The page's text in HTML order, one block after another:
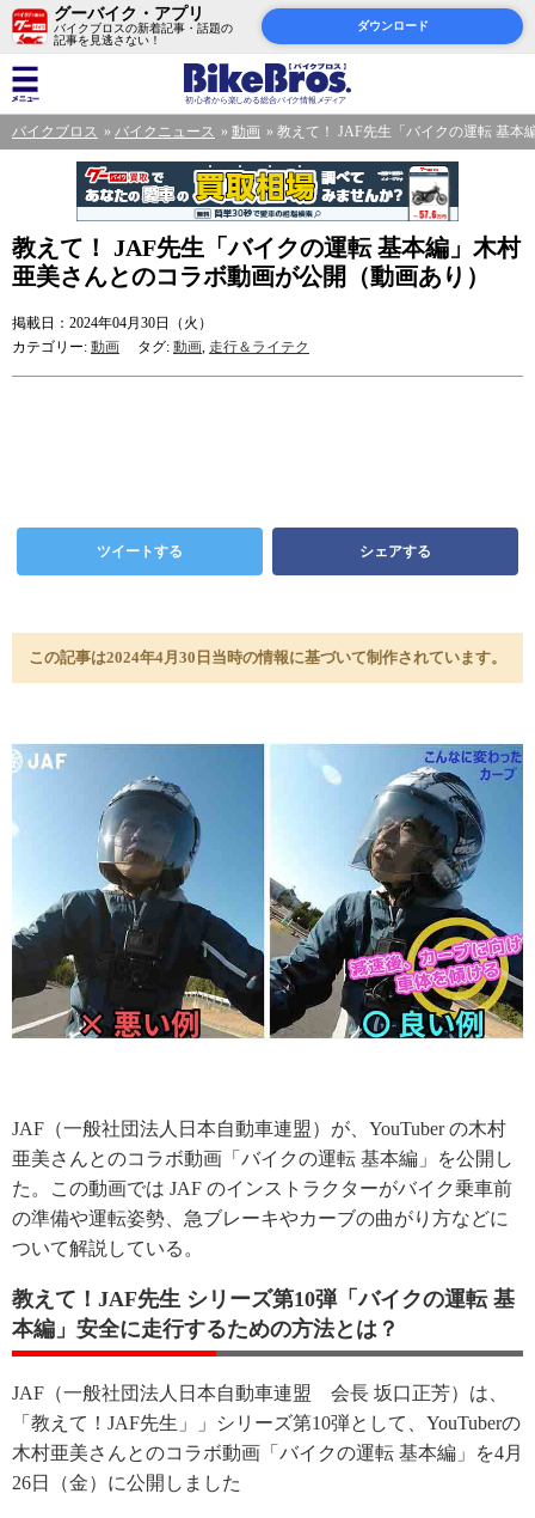
グーバイク・アプリ
バイクブロスの新着記事・話題の
記事を見逃さない！
ダウンロード
バイクブロス バイクニュース 動画 教えて！ JAF先生「バイクの運転 基本
教えて！ JAF先生「バイクの運転 基本編」木村
亜美さんとのコラボ動画が公開（動画あり）
掲載日：2024年04月30日（火）
カテゴリー: 動画 タグ: 動画, 走行＆ライテク
ツイートする シェアする
この記事は2024年4月30日当時の情報に基づいて制作されています。
JAF（一般社団法人日本自動車連盟）が、YouTuber の木村
亜美さんとのコラボ動画「バイクの運転 基本編」を公開し
た。この動画では JAF のインストラクターがバイク乗車前
の準備や運転姿勢、急ブレーキやカーブの曲がり方などに
ついて解説している。
教えて！JAF先生 シリーズ第10弾「バイクの運転 基
本編」安全に走行するための方法とは？
JAF（一般社団法人日本自動車連盟 会長 坂口正芳）は、
「教えて！JAF先生」」シリーズ第10弾として、YouTuberの
木村亜美さんとのコラボ動画「バイクの運転 基本編」を4月
26日（金）に公開しました